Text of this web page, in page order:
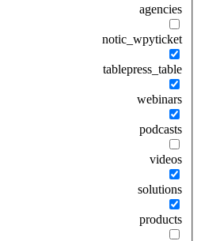
agencies
notic_wpyticket
tablepress_table
webinars
podcasts
videos
solutions
products